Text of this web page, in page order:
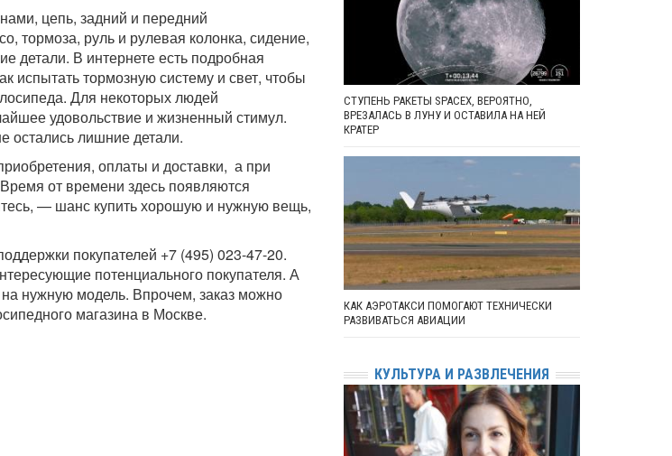
цепь, задний и передний
тормоза, руль и рулевая колонка, сидение,
детали. В интернете есть подробная
испытать тормозную систему и свет, чтобы
Для некоторых людей
удовольствие и жизненный стимул.
остались лишние детали.
оплаты и доставки, а при
от времени здесь появляются
— шанс купить хорошую и нужную вещь,
покупателей +7 (495) 023-47-20.
потенциального покупателя. А
нужную модель. Впрочем, заказ можно
магазина в Москве.
СТУПЕНЬ РАКЕТЫ SPACEX, ВЕРОЯТНО,
ВРЕЗАЛАСЬ В ЛУНУ И ОСТАВИЛА НА НЕЙ
КРАТЕР
КАК АЭРОТАКСИ ПОМОГАЮТ ТЕХНИЧЕСКИ
РАЗВИВАТЬСЯ АВИАЦИИ
КУЛЬТУРА И РАЗВЛЕЧЕНИЯ